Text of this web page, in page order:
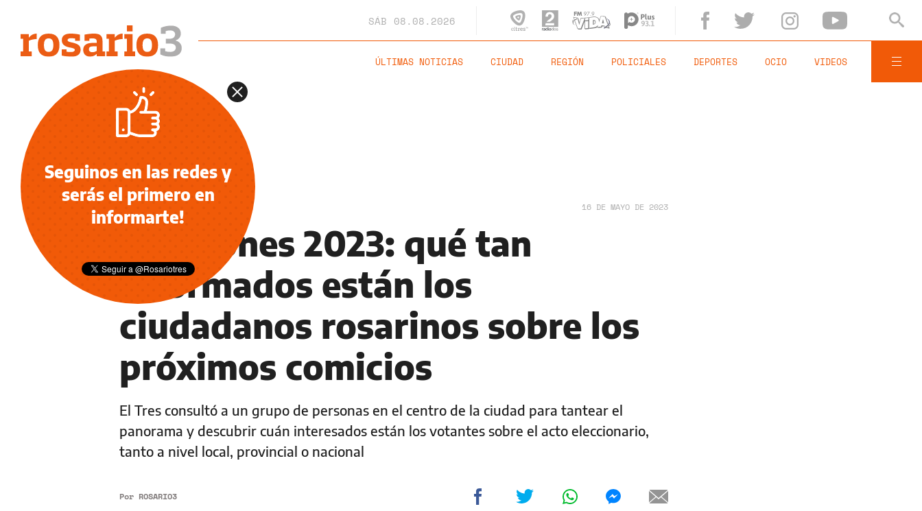
SÁB 08.08.2026
ÚLTIMAS NOTICIAS CIUDAD REGIÓN POLICIALES DEPORTES OCIO VIDEOS
INFORMACIÓN GENERAL 16 DE MAYO DE 2023
Elecciones 2023: qué tan
informados están los
ciudadanos rosarinos sobre los
próximos comicios
El Tres consultó a un grupo de personas en el centro de la ciudad para tantear el
panorama y descubrir cuán interesados están los votantes sobre el acto eleccionario,
tanto a nivel local, provincial o nacional
Por ROSARIO3
Seguinos en las redes y
serás el primero en
informarte!